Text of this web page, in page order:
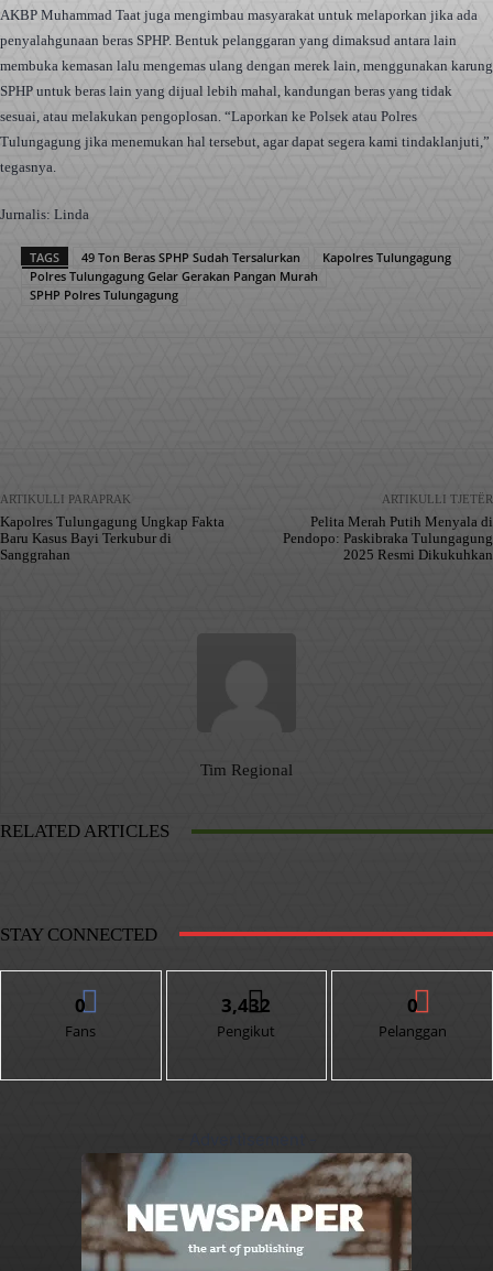
AKBP Muhammad Taat juga mengimbau masyarakat untuk melaporkan jika ada
penyalahgunaan beras SPHP. Bentuk pelanggaran yang dimaksud antara lain
membuka kemasan lalu mengemas ulang dengan merek lain, menggunakan karung
SPHP untuk beras lain yang dijual lebih mahal, kandungan beras yang tidak
sesuai, atau melakukan pengoplosan. “Laporkan ke Polsek atau Polres
Tulungagung jika menemukan hal tersebut, agar dapat segera kami tindaklanjuti,”
tegasnya.
Jurnalis: Linda
TAGS 49 Ton Beras SPHP Sudah Tersalurkan
Kapolres Tulungagung
Polres Tulungagung Gelar Gerakan Pangan Murah
SPHP Polres Tulungagung
ARTIKULLI PARAPRAK
Kapolres Tulungagung Ungkap Fakta
Baru Kasus Bayi Terkubur di
Sanggrahan
ARTIKULLI TJETËR
Pelita Merah Putih Menyala di
Pendopo: Paskibraka Tulungagung
2025 Resmi Dikukuhkan
Tim Regional
RELATED ARTICLES
STAY CONNECTED
0
Fans
3,432
Pengikut
0
Pelanggan